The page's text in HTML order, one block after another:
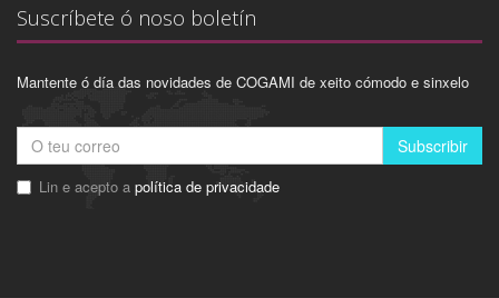
Suscríbete ó noso boletín
Mantente ó día das novidades de COGAMI de xeito cómodo e sinxelo
Subscribir
Lin e acepto a política de privacidade